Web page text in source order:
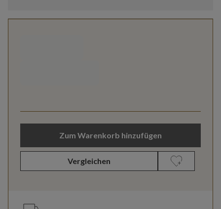
Zum Warenkorb hinzufügen
Vergleichen